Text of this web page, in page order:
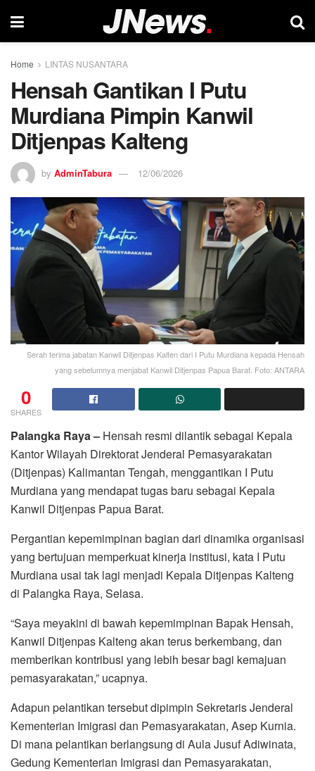
Home LINTAS NUSANTARA
Hensah Gantikan I Putu
Murdiana Pimpin Kanwil
Ditjenpas Kalteng
by AdminTabura 12/06/2026
Serah terima jabatan Kanwil Ditjenpas Kalten dari I Putu Murdiana kepada Hensah
yang sebelumnya menjabat Kanwil Ditjenpas Papua Barat. Foto: ANTARA
0
SHARES
Palangka Raya – Hensah resmi dilantik sebagai Kepala
Kantor Wilayah Direktorat Jenderal Pemasyarakatan
(Ditjenpas) Kalimantan Tengah, menggantikan I Putu
Murdiana yang mendapat tugas baru sebagai Kepala
Kanwil Ditjenpas Papua Barat.
Pergantian kepemimpinan bagian dari dinamika organisasi
yang bertujuan memperkuat kinerja institusi, kata I Putu
Murdiana usai tak lagi menjadi Kepala Ditjenpas Kalteng
di Palangka Raya, Selasa.
“Saya meyakini di bawah kepemimpinan Bapak Hensah,
Kanwil Ditjenpas Kalteng akan terus berkembang, dan
memberikan kontribusi yang lebih besar bagi kemajuan
pemasyarakatan,” ucapnya.
Adapun pelantikan tersebut dipimpin Sekretaris Jenderal
Kementerian Imigrasi dan Pemasyarakatan, Asep Kurnia.
Di mana pelantikan berlangsung di Aula Jusuf Adiwinata,
Gedung Kementerian Imigrasi dan Pemasyarakatan,